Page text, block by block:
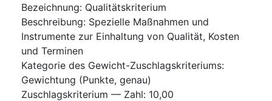
Bezeichnung: Qualitätskriterium
Beschreibung: Spezielle Maßnahmen und
Instrumente zur Einhaltung von Qualität, Kosten
und Terminen
Kategorie des Gewicht-Zuschlagskriteriums:
Gewichtung (Punkte, genau)
Zuschlagskriterium — Zahl: 10,00